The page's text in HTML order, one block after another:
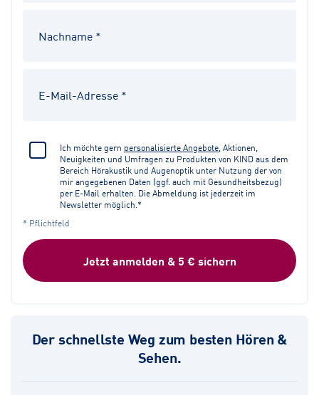
Ich möchte gern personalisierte Angebote, Aktionen,
Neuigkeiten und Umfragen zu Produkten von KIND aus dem
Bereich Hörakustik und Augenoptik unter Nutzung der von
mir angegebenen Daten (ggf. auch mit Gesundheitsbezug)
per E-Mail erhalten. Die Abmeldung ist jederzeit im
Newsletter möglich.*
* Pflichtfeld
Jetzt anmelden & 5 € sichern
Der schnellste Weg zum besten Hören &
Sehen.